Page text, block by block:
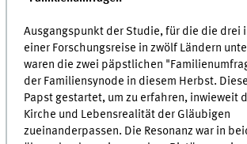
Ausgangspunkt der Studie, für die die drei
einer Forschungsreise in zwölf Ländern
waren die zwei päpstlichen
der Familiensynode in diesem Herbst.
Papst gestartet, um zu erfahren, inwieweit
Kirche und Lebensrealität der Gläubigen
zueinanderpassen. Die Resonanz war in